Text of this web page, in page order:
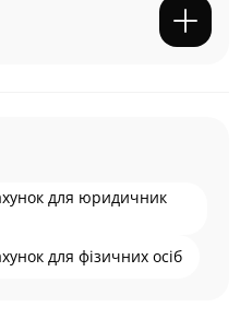
для юридичник
для фізичних осіб